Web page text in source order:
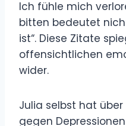
Ich fühle mich
bitten bedeutet
ist“. Diese Zitate
offensichtlichen
wider.
Julia selbst hat
gegen